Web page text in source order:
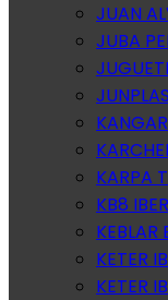
JUAN
JUBA
KARPA
KB8
KEBLAR
KETER
KETER